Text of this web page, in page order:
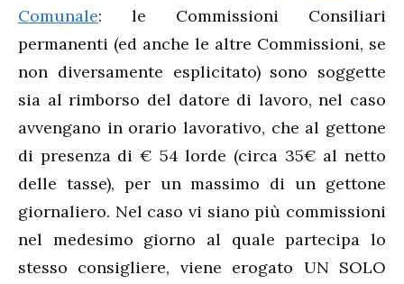
Comunale: le Commissioni Consiliari
permanenti (ed anche le altre Commissioni, se
non diversamente esplicitato) sono soggette
sia al rimborso del datore di lavoro, nel caso
avvengano in orario lavorativo, che al gettone
di presenza di € 54 lorde (circa 35€ al netto
delle tasse), per un massimo di un gettone
giornaliero. Nel caso vi siano più commissioni
nel medesimo giorno al quale partecipa lo
stesso consigliere, viene erogato UN SOLO